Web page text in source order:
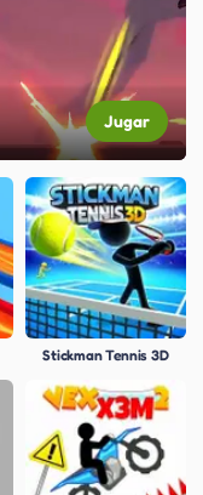
Jugar
Stickman Tennis 3D